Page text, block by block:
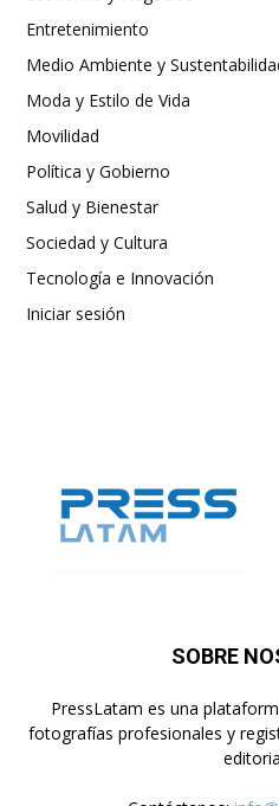
Entretenimiento
Medio Ambiente y
Moda y Estilo de Vida
Movilidad
Política y Gobierno
Salud y Bienestar
Sociedad y Cultura
Tecnología e Innovación
Iniciar sesión
SOBRE
PressLatam es una
fotografías profesionales y